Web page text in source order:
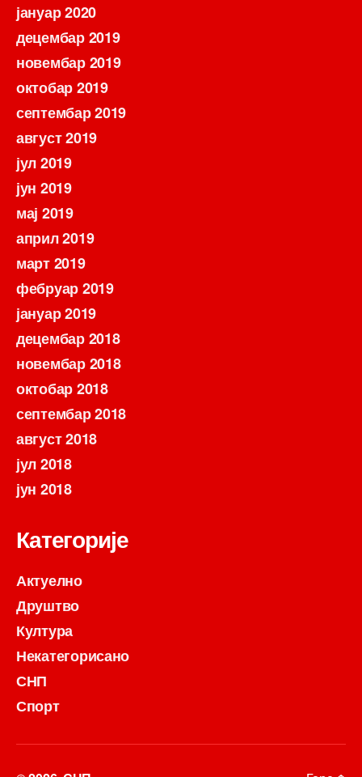
јануар 2020
децембар 2019
новембар 2019
октобар 2019
септембар 2019
август 2019
јул 2019
јун 2019
мај 2019
април 2019
март 2019
фебруар 2019
јануар 2019
децембар 2018
новембар 2018
октобар 2018
септембар 2018
август 2018
јул 2018
јун 2018
Категорије
Актуелно
Друштво
Култура
Некатегорисано
СНП
Спорт